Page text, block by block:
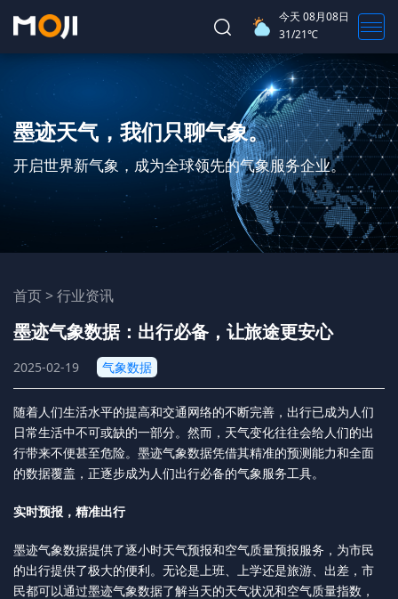
今天 08月08日
31/21℃
墨迹天气，我们只聊气象。
开启世界新气象，成为全球领先的气象服务企业。
首页>行业资讯
墨迹气象数据：出行必备，让旅途更安心
2025-02-19 气象数据
随着人们生活水平的提高和交通网络的不断完善，出行已成为人们
日常生活中不可或缺的一部分。然而，天气变化往往会给人们的出
行带来不便甚至危险。墨迹气象数据凭借其精准的预测能力和全面
的数据覆盖，正逐步成为人们出行必备的气象服务工具。
实时预报，精准出行
墨迹气象数据提供了逐小时天气预报和空气质量预报服务，为市民
的出行提供了极大的便利。无论是上班、上学还是旅游、出差，市
民都可以通过墨迹气象数据了解当天的天气状况和空气质量指数，